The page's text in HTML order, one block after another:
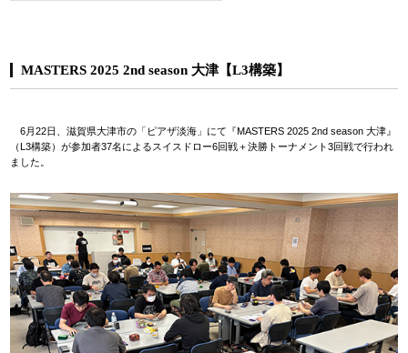
MASTERS 2025 2nd season 大津【L3構築】
6月22日、滋賀県大津市の「ピアザ淡海」にて『MASTERS 2025 2nd season 大津』
（L3構築）が参加者37名によるスイスドロー6回戦＋決勝トーナメント3回戦で行われ
ました。